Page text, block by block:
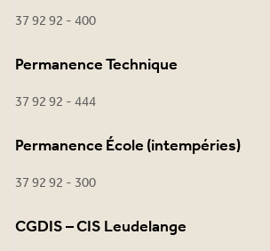
37 92 92 - 400
Permanence Technique
37 92 92 - 444
Permanence École (intempéries)
37 92 92 - 300
CGDIS – CIS Leudelange